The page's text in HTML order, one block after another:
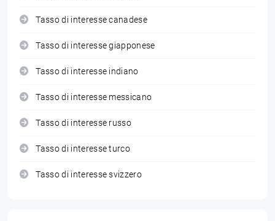
Tasso di interesse canadese
Tasso di interesse giapponese
Tasso di interesse indiano
Tasso di interesse messicano
Tasso di interesse russo
Tasso di interesse turco
Tasso di interesse svizzero